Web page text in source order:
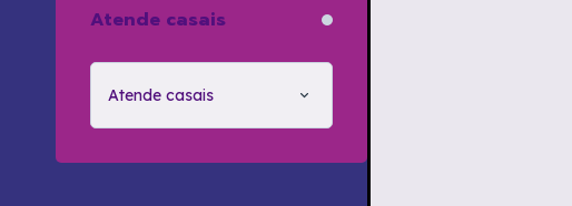
Atende casais
Atende casais